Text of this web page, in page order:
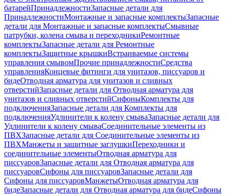
батарейПринадлежностиЗапасные детали для
ПринадлежностиМонтажные и запасные комплектыЗапасные
детали для Монтажные и запасные комплектыСмывные
патрубки, колена смыва и переходникиРемонтные
комплектыЗапасные детали для Ремонтные
комплектыЗащитные крышкиВстраиваемые системы
управления смывомПрочие принадлежностиСредства
управленияКонцевые фитинги для унитазов, писсуаров и
бидеОтводная арматура для унитазов и сливных
отверстийЗапасные детали для Отводная арматура для
унитазов и сливных отверстийСифоныКомплекты для
подключенияЗапасные детали для Комплекты для
подключенияУдлинители к колену смываЗапасные детали для
Удлинители к колену смываСоединительные элементы из
ПВХЗапасные детали для Соединительные элементы из
ПВХМанжеты и защитные заглушкиПереходники и
соединительные элементыОтводная арматура для
писсуаровЗапасные детали для Отводная арматура для
писсуаровCифоны для писсуаровЗапасные детали для
Cифоны для писсуаровМанжетыОтводная арматура для
бидеЗапасные детали для Отводная арматура для бидеСифоны